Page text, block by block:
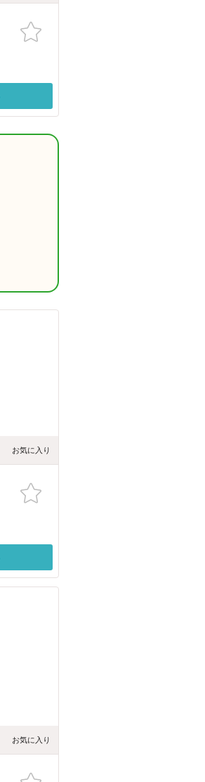
お気に入り
お気に入り